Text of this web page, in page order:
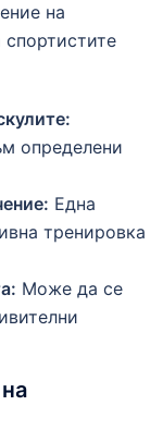
на
спортистите
определени
Една
тренировка
Може да се